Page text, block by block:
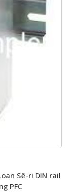
Sê-ri DIN rail
PFC